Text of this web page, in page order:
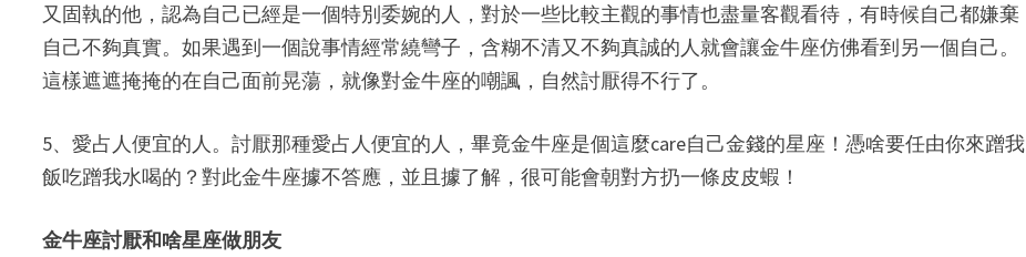
又固執的他，認為自己已經是一個特別委婉的人，對於一些比較主觀的事情也盡量客觀看待，有時候自己都嫌棄
自己不夠真實。如果遇到一個說事情經常繞彎子，含糊不清又不夠真誠的人就會讓金牛座仿佛看到另一個自己。
這樣遮遮掩掩的在自己面前晃蕩，就像對金牛座的嘲諷，自然討厭得不行了。
5、愛占人便宜的人。討厭那種愛占人便宜的人，畢竟金牛座是個這麼care自己金錢的星座！憑啥要任由你來蹭我
飯吃蹭我水喝的？對此金牛座據不答應，並且據了解，很可能會朝對方扔一條皮皮蝦！
金牛座討厭和啥星座做朋友